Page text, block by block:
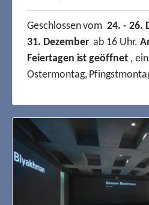
Geschlossen vom24. - 26.
31. Dezemberab 16 Uhr.
Feiertagen ist geöffnet,
Ostermontag,